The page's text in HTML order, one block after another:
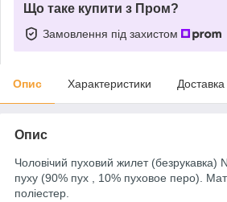
Що таке купити з Пром?
Замовлення під захистом
Опис Характеристики Доставка
Опис
Чоловічий пуховий жилет (безрукавка)
пуху (90% пух , 10% пуховое перо).
поліестер.